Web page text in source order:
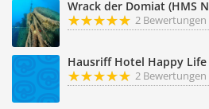
Wrack der Domiat (HMS
2 Bewertungen
Hausriff Hotel Happy Life
2 Bewertungen